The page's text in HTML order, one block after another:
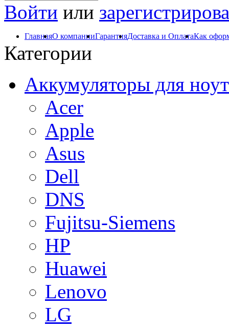
Войти или
ГлавнаяО компанииГарантияДоставка и ОплатаКак
Категории
Аккумуляторы для
Acer
Apple
Asus
Dell
DNS
Fujitsu-Siemens
HP
Huawei
Lenovo
LG